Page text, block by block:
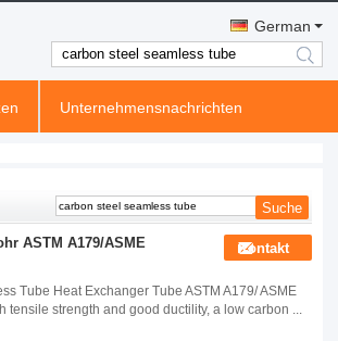
German
search
Unternehmensnachrichten
ASTM A179/ASME
Kontakt
Tube Heat Exchanger Tube ASTM A179/ ASME
strength and good ductility, a low carbon ...